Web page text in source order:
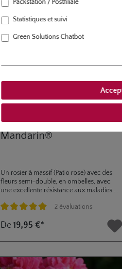
rosier en miniature
Mandarin®
Un rosier à massif (Patio rose) avec des
fleurs semi-double, en ombelles, avec
une excellente résistance aux maladies.
Lilliputs.
2 évaluations
De 19,95 €*
Packstation / Postfiliale
Statistiques et suivi
Green Solutions Chatbot